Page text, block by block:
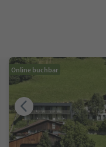
Online buchbar